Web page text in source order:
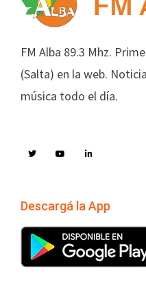
FM Alba 89.3 Mhz.
(Salta) en la web.
música todo el día.
Descargá la App